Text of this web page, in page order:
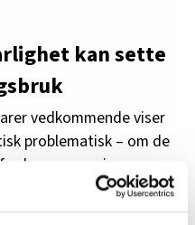
kan sette
vedkommende viser
problematisk – om de
rammer ingen
kaller denne
og